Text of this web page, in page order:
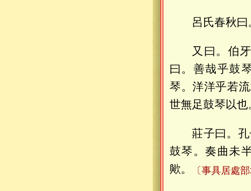
呂氏春秋曰
又曰。伯
曰。善哉乎鼓
琴。洋洋乎若
世無足鼓琴以也
莊子曰。
鼓琴。奏曲未
歟。
〔事具居處